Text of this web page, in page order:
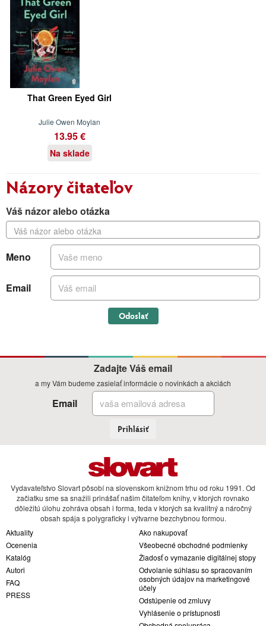
That Green Eyed Girl
Julie Owen Moylan
13.95 €
Na sklade
Názory čitateľov
Váš názor alebo otázka
Meno
Email
Odoslať
Zadajte Váš email
a my Vám budeme zasielať informácie o novinkách a akciách
Email
Prihlásiť
Vydavateľstvo Slovart pôsobí na slovenskom knižnom trhu od roku 1991. Od
začiatku sme sa snažili prinášať našim čitateľom knihy, v ktorých rovnako
dôležitú úlohu zohráva obsah i forma, teda v ktorých sa kvalitný a náročný
obsah spája s polygraficky i výtvarne bezchybnou formou.
Aktuality
Ocenenia
Katalóg
Autori
FAQ
PRESS
Ako nakupovať
Všeobecné obchodné podmienky
Žiadosť o vymazanie digitálnej stopy
Odvolanie súhlasu so spracovaním
osobných údajov na marketingové
účely
Odstúpenie od zmluvy
Vyhlásenie o prístupnosti